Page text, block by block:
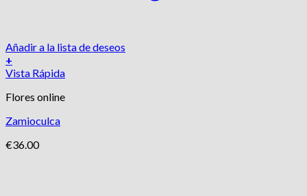
Añadir a la lista de deseos
+
Vista Rápida
Flores online
Zamioculca
€36.00